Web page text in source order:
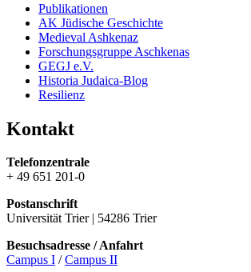
Publikationen
AK Jüdische Geschichte
Medieval Ashkenaz
Forschungsgruppe Aschkenas
GEGJ e.V.
Historia Judaica-Blog
Resilienz
Kontakt
Telefonzentrale
+ 49 651 201-0
Postanschrift
Universität Trier | 54286 Trier
Besuchsadresse / Anfahrt
Campus I /Campus II